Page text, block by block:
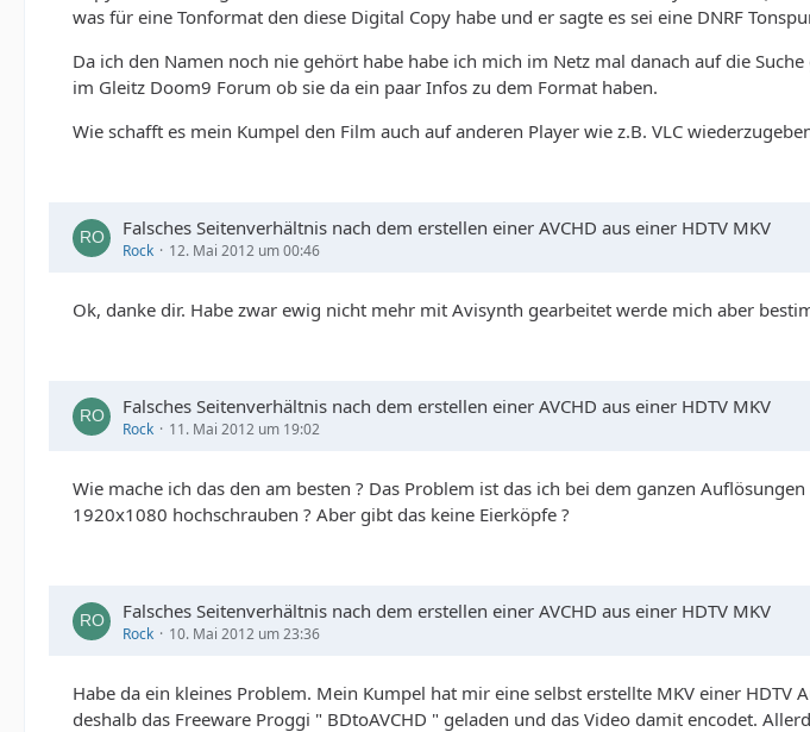
was für eine Tonformat den diese Digital Copy habe und er sagte es sei eine DNRF
Da ich den Namen noch nie gehört habe habe ich mich im Netz mal danach auf die
im Gleitz Doom9 Forum ob sie da ein paar Infos zu dem Format haben.
Wie schafft es mein Kumpel den Film auch auf anderen Player wie z.B. VLC
Falsches Seitenverhältnis nach dem erstellen einer AVCHD aus einer HDTV MKV
Rock 12. Mai 2012 um 00:46
Ok, danke dir. Habe zwar ewig nicht mehr mit Avisynth gearbeitet werde mich aber
Falsches Seitenverhältnis nach dem erstellen einer AVCHD aus einer HDTV MKV
Rock 11. Mai 2012 um 19:02
Wie mache ich das den am besten ? Das Problem ist das ich bei dem ganzen
1920x1080 hochschrauben ? Aber gibt das keine Eierköpfe ?
Falsches Seitenverhältnis nach dem erstellen einer AVCHD aus einer HDTV MKV
Rock 10. Mai 2012 um 23:36
Habe da ein kleines Problem. Mein Kumpel hat mir eine selbst erstellte MKV einer
deshalb das Freeware Proggi " BDtoAVCHD " geladen und das Video damit encodet.